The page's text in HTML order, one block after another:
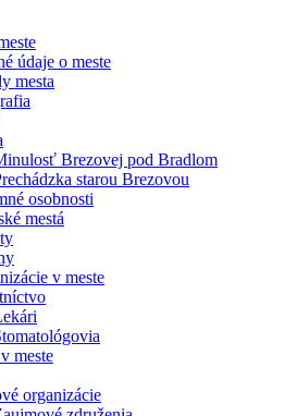
údaje o meste
mesta
Brezovej pod Bradlom
starou Brezovou
osobnosti
mestá
v meste
meste
organizácie